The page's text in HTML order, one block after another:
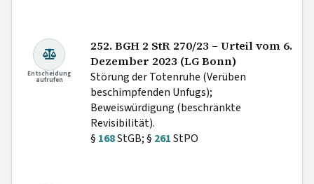
Entscheidung
aufrufen
252. BGH 2 StR 270/23 – Urteil vom 6.
Dezember 2023 (LG Bonn)
Störung der Totenruhe (Verüben
beschimpfenden Unfugs);
Beweiswürdigung (beschränkte
Revisibilität).
§ 168StGB; § 261StPO